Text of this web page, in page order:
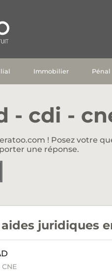
Immobilier Pénal
- cdi -
! Posez votre
une réponse.
juridiques